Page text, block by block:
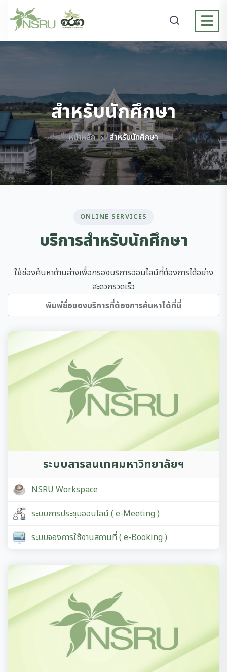
สำหรับนักศึกษา
หน้าหลัก สำหรับนักศึกษา
ONLINE SERVICES
บริการสำหรับนักศึกษา
ใช้ช่องค้นหาด้านล่างเพื่อกรองบริการออนไลน์ที่ต้องการได้อย่าง
สะดวกรวดเร็ว
ระบบสารสนเทศมหาวิทยาลัยฯ
NSRU Workspace
ระบบการประชุมออนไลน์ ( e-Meeting )
ระบบจองการใช้งานสถานที่ ( e-Booking )